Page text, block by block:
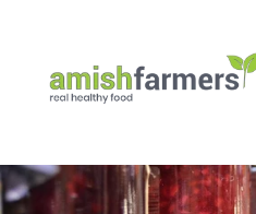
content